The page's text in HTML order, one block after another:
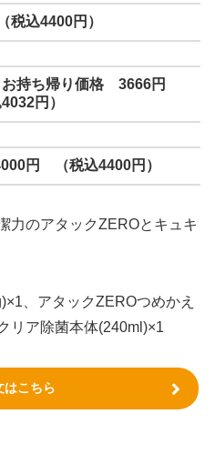
税込4400円）
お持ち帰り価格 3666円
4032円）
円 （税込4400円）
力のアタックZEROとキュキ
、アタックZEROつめかえ
リア除菌本体(240ml)×1
はこちら